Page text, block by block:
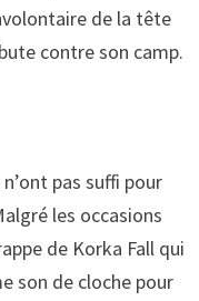
de la tête
contre son camp.
pas suffi pour
les occasions
de Korka Fall qui
son de cloche pour